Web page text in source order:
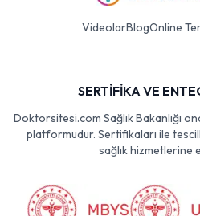
VideolarBlogOnline
SERTİFİKA VE
Doktorsitesi.com Sağlık Bakanlığı
platformudur. Sertifikaları ile
sağlık hizmetlerine